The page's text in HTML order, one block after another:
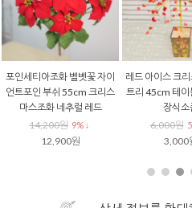
포인세티아조화 벨벳꽃 자이
언트포인 부쉬 55cm 크리스
마스조화 네추럴 레드
14,200원 9% ↓
12,900원
레드 아이스 크
트리 45cm 테이
장식소
6,000원
3,000